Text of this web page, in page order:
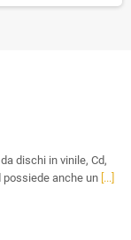
dischi in vinile, Cd,
anche un [...]